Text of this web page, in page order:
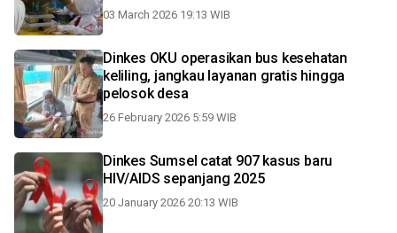
03 March 2026 19:13 WIB
Dinkes OKU operasikan bus kesehatan
keliling, jangkau layanan gratis hingga
pelosok desa
26 February 2026 5:59 WIB
Dinkes Sumsel catat 907 kasus baru
HIV/AIDS sepanjang 2025
20 January 2026 20:13 WIB